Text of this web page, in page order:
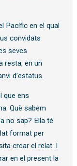
Pacífic en el qual
convidats
seves
resta, en un
d’estatus.
que ens
Què sabem
no sap? Ella té
format per
crear el relat. I
en el present la